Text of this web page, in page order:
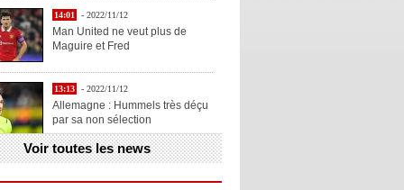
14:01 - 2022/11/12
Man United ne veut plus de
Maguire et Fred
13:13 - 2022/11/12
Allemagne : Hummels très déçu
par sa non sélection
13:11 - 2022/11/12
Henry explique la chose qu'il
Voir toutes les news